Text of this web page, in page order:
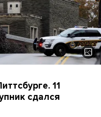
11
сдался